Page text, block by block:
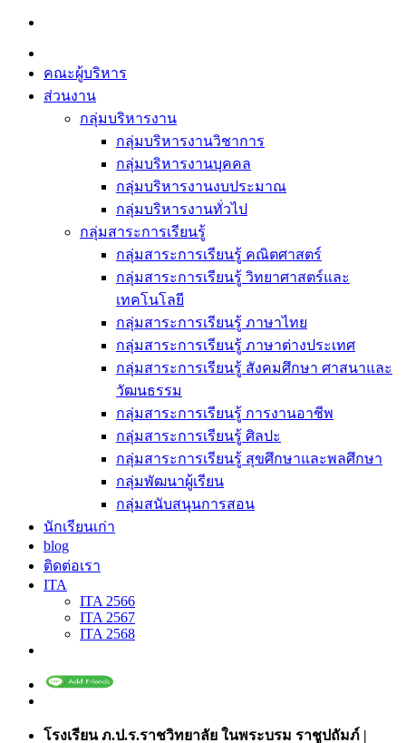
Skip
content
คณะผู้บริหาร
ส่วนงาน
กลุ่มบริหารงาน
กลุ่มบริหารงานวิชาการ
กลุ่มบริหารงานบุคคล
กลุ่มบริหารงานงบประมาณ
กลุ่มบริหารงานทั่วไป
กลุ่มสาระการเรียนรู้
กลุ่มสาระการเรียนรู้ คณิตศาสตร์
กลุ่มสาระการเรียนรู้ วิทยาศาสตร์และ
เทคโนโลยี
กลุ่มสาระการเรียนรู้ ภาษาไทย
กลุ่มสาระการเรียนรู้ ภาษาต่างประเทศ
กลุ่มสาระการเรียนรู้ สังคมศึกษา ศาสนาและ
วัฒนธรรม
กลุ่มสาระการเรียนรู้ การงานอาชีพ
กลุ่มสาระการเรียนรู้ ศิลปะ
กลุ่มสาระการเรียนรู้ สุขศึกษาและพลศึกษา
กลุ่มพัฒนาผู้เรียน
กลุ่มสนับสนุนการสอน
นักเรียนเก่า
blog
ติดต่อเรา
ITA
ITA 2566
ITA 2567
ITA 2568
โรงเรียน ภ.ป.ร.ราชวิทยาลัย ในพระบรม ราชูปถัมภ์ |